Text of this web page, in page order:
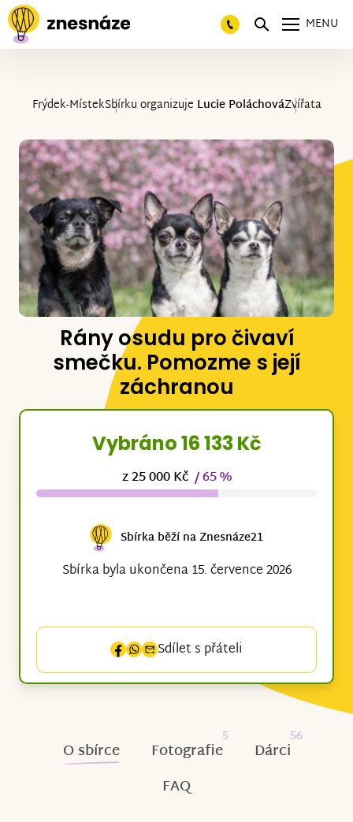
MENU
Frýdek-MístekSbírku organizuje Lucie PoláchováZvířata
Rány osudu pro čivaví
smečku. Pomozme s její
záchranou
Vybráno 16 133 Kč
z 25 000 Kč / 65 %
Sbírka běží na Znesnáze21
Sbírka byla ukončena 15. července 2026
Sdílet s přáteli
O sbírce Fotografie
5
Dárci
56
FAQ